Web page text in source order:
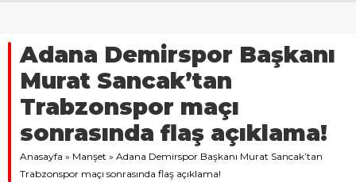
Adana Demirspor Başkanı
Murat Sancak’tan
Trabzonspor maçı
sonrasında flaş açıklama!
Anasayfa » Manşet » Adana Demirspor Başkanı Murat Sancak’tan
Trabzonspor maçı sonrasında flaş açıklama!